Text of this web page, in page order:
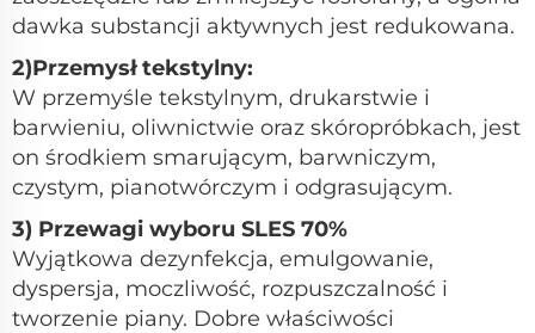
dawka substancji aktywnych jest redukowana.
2)Przemysł tekstylny:
W przemyśle tekstylnym, drukarstwie i
barwieniu, oliwnictwie oraz skóropróbkach, jest
on środkiem smarującym, barwniczym,
czystym, pianotwórczym i odgrasującym.
3) Przewagi wyboru SLES 70%
Wyjątkowa dezynfekcja, emulgowanie,
dyspersja, moczliwość, rozpuszczalność i
tworzenie piany. Dobre właściwości